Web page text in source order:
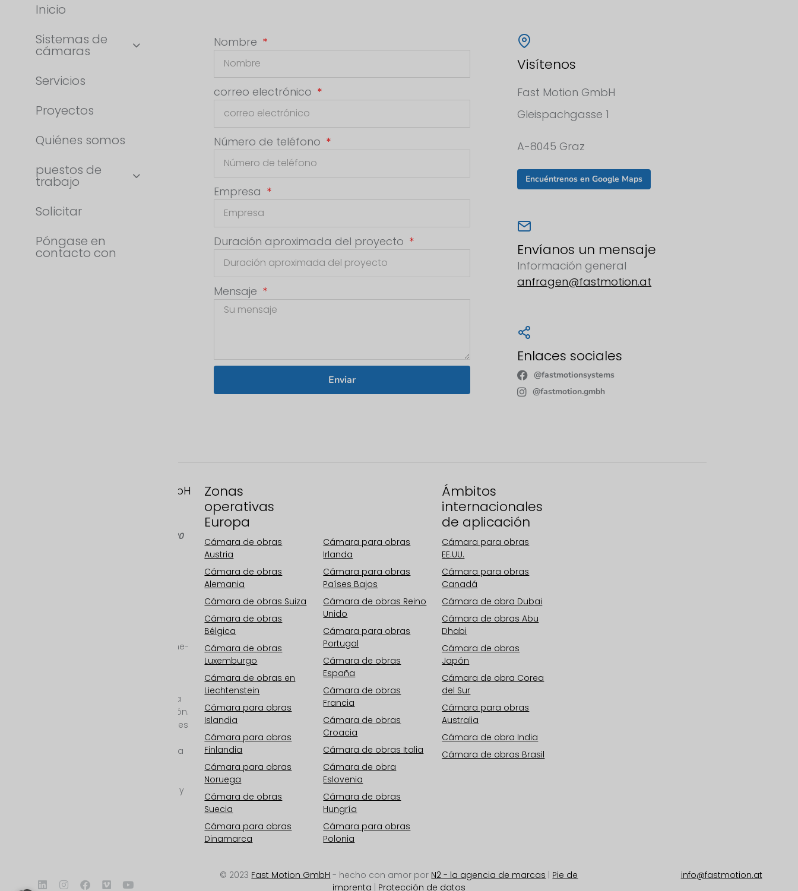
Nombre
correo electrónico
Número de teléfono
Empresa
Duración aproximada del proyecto
Mensaje
Enviar
Visítenos
Fast Motion GmbH
Gleispachgasse 1
A-8045 Graz
Encuéntrenos en Google Maps
Envíanos un mensaje
Información general
anfragen@fastmotion.at
Enlaces sociales
@fastmotionsystems
@fastmotion.gmbh
FAST MOTION GmbH
Teléfono: +43 676 66 20
cámaras de obra, time-
desde 6K/25mp hasta
11K/100mp de resolución.
Cámara para exteriores
almacenamiento en la
servicio todo incluido y
Zonas
operativas
Europa
Cámara de obras
Austria
Cámara de obras
Alemania
Cámara de obras Suiza
Cámara de obras
Bélgica
Cámara de obras
Luxemburgo
Cámara de obras en
Liechtenstein
Cámara para obras
Islandia
Cámara para obras
Finlandia
Cámara para obras
Noruega
Cámara de obras
Suecia
Cámara para obras
Dinamarca
Cámara para obras
Irlanda
Cámara para obras
Países Bajos
Cámara de obras Reino
Unido
Cámara para obras
Portugal
Cámara de obras
España
Cámara de obras
Francia
Cámara de obras
Croacia
Cámara de obras Italia
Cámara de obra
Eslovenia
Cámara de obras
Hungría
Cámara para obras
Polonia
Ámbitos
internacionales
de aplicación
Cámara para obras
EE.UU.
Cámara para obras
Canadá
Cámara de obra Dubai
Cámara de obras Abu
Dhabi
Cámara de obras
Japón
Cámara de obra Corea
del Sur
Cámara para obras
Australia
Cámara de obra India
Cámara de obras Brasil
© 2023 Fast Motion GmbH - hecho con amor por N2 - la agencia de marcas | Pie de
imprenta | Protección de datos
info@fastmotion.at
Inicio
Sistemas de
cámaras
Servicios
Proyectos
Quiénes somos
puestos de
trabajo
Solicitar
Póngase en
contacto con